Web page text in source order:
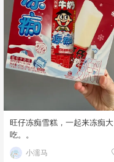
旺仔冻痴雪糕，一起来冻痴大
吃。。
小濡马